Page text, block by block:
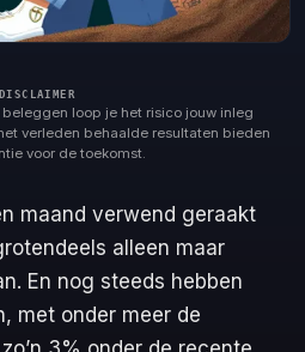
loop je het risico jouw inleg
verleden behaalde resultaten bieden
voor de toekomst.
maand verwend geraakt
alleen maar
En nog steeds hebben
met onder meer de